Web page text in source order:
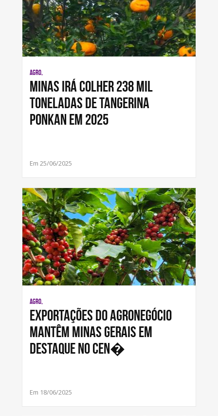
AGRO,
Minas irá colher 238 mil
toneladas de tangerina
Ponkan em 2025
Em 25/06/2025
AGRO,
Exportações do agronegócio
mantêm Minas Gerais em
destaque no cen�
Em 18/06/2025